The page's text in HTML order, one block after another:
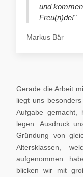
und
Freu(n)de!"
Markus Bär
Gerade die Arbeit
liegt uns
Aufgabe gemacht,
legen. Ausdruck
Gründung von
Altersklassen,
aufgenommen
blicken wir mit